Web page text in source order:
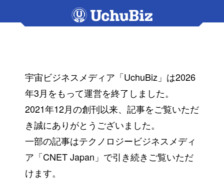
宇宙ビジネスメディア「UchuBiz」は2026
年3月をもって運営を終了しました。
2021年12月の創刊以来、記事をご覧いただ
き誠にありがとうございました。
一部の記事はテクノロジービジネスメディ
ア「CNET Japan」で引き続きご覧いただ
けます。